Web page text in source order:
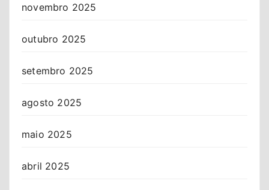
novembro 2025
outubro 2025
setembro 2025
agosto 2025
maio 2025
abril 2025